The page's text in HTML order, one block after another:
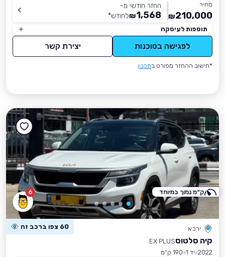
מחיר
210,000
₪
החזר חודשי מ-
1,568
₪לחודש*
תוספות לעיסקה
לפגישה בסוכנות יצירת קשר
*חישוב ההחזר מפורט בתקנון
6
ירכא 60 צפו ברכב זה
קיה סלטוסEX PLUS
2022 יד 1
190 ק״מ
ק״מ נמוך במיוחד